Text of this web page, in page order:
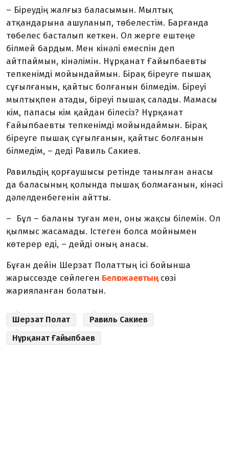
– Біреудің жалғыз баласымын. Мылтық
атқандарына ашуланып, төбелестім. Барғанда
төбелес басталып кеткен. Ол жерге ештеңе
білмей бардым. Мен кінәлі емеспін деп
айтпаймын, кінәлімін. Нұрқанат Ғайыпбаевты
тепкенімді мойындаймын. Бірақ біреуге пышақ
сұғылғанын, қайтыс болғанын білмедім. Біреуі
мылтықпен атады, біреуі пышақ салады. Мамасы
кім, папасы кім қайдан білесіз? Нұрқанат
Ғайыпбаевты тепкенімді мойындаймын. Бірақ
біреуге пышақ сұғылғанын, қайтыс болғанын
білмедім, – деді Равиль Сакиев.
Равильдің қорғаушысы ретінде танылған анасы
да баласының қолында пышақ болмағанын, кінәсі
дәлелденбегенін айтты.
– Бұл – баланы туған мен, оны жақсы білемін. Ол
қылмыс жасамады. Істеген болса мойнымен
көтерер еді, – дейді оның анасы.
Бұған дейін Шерзат Полаттың ісі бойынша
жарыссөзде сөйлеген Белғожаевтыңсөзі
жарияланған болатын.
Шерзат Полат
Равиль Сакиев
Нұрқанат Ғайыпбаев